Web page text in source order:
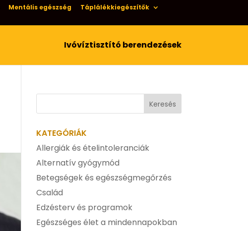
Mentális egészség
Táplálékkiegészítők
Ivóvíztisztító berendezések
KATEGÓRIÁK
Allergiák és ételintoleranciák
Alternatív gyógymód
Betegségek és egészségmegőrzés
Család
Edzésterv és programok
Egészséges élet a mindennapokban